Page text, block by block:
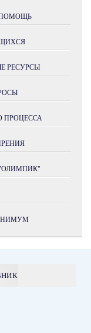
РЕСУРСЫ
ПРОЦЕССА